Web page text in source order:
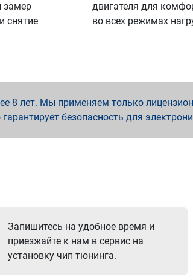
замер
снятие
двигателя для
во всех режимах
лет. Мы применяем только
безопасность для
Запишитесь на удобное время и
приезжайте к нам в сервис на
установку чип тюнинга.